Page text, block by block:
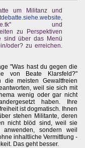
um Militanz und
,
und
zu Perspektiven
sind über das Menü
oder? zu erreichen.
"Was hast du gegen die
von Beate Klarsfeld?"
die meisten Gewaltfreien
weil sie sich mit
wenig oder gar nicht
haben. Ihre
ist dogmatisch. Ihnen
stehen Militante, deren
nicht blöd sind, weil sie
anwenden, sondern weil
inhaltliche Vermittlung -
Das geht besser.